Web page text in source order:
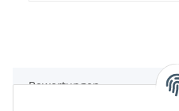
Bewertungen